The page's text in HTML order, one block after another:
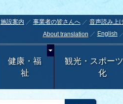
施設案内 事業者の皆さんへ 音声読み上
About translation
English
健康・福
祉
観光・スポー
化